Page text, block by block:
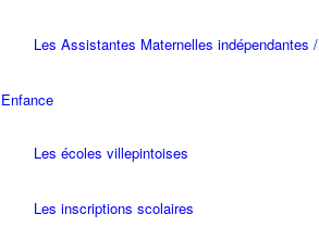
Les Assistantes Maternelles indépendantes
Enfance
Les écoles villepintoises
Les inscriptions scolaires